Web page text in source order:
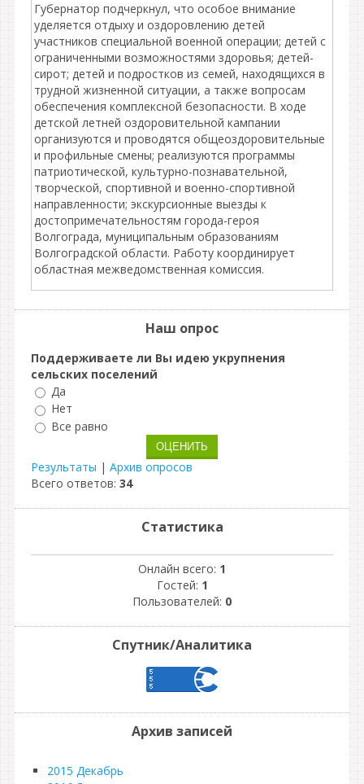
Губернатор подчеркнул, что особое внимание
уделяется отдыху и оздоровлению детей
участников специальной военной операции; детей с
ограниченными возможностями здоровья; детей-
сирот; детей и подростков из семей, находящихся в
трудной жизненной ситуации, а также вопросам
обеспечения комплексной безопасности. В ходе
детской летней оздоровительной кампании
организуются и проводятся общеоздоровительные
и профильные смены; реализуются программы
патриотической, культурно-познавательной,
творческой, спортивной и военно-спортивной
направленности; экскурсионные выезды к
достопримечательностям города-героя
Волгограда, муниципальным образованиям
Волгоградской области. Работу координирует
областная межведомственная комиссия.
Наш опрос
Поддерживаете ли Вы идею укрупнения
сельских поселений
Да
Нет
Все равно
Результаты | Архив опросов
Всего ответов: 34
Статистика
Онлайн всего: 1
Гостей: 1
Пользователей: 0
Спутник/Аналитика
Архив записей
2015 Декабрь